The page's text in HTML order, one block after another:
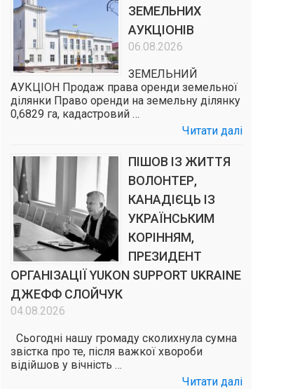
ЗЕМЕЛЬНИХ
АУКЦІОНІВ
06.08.2026
ЗЕМЕЛЬНИЙ
АУКЦІОН Продаж права оренди земельної
ділянки Право оренди на земельну ділянку
0,6829 га, кадастровий …
Читати далі
ПІШОВ ІЗ ЖИТТЯ
ВОЛОНТЕР,
КАНАДІЄЦЬ ІЗ
УКРАЇНСЬКИМ
КОРІННЯМ,
ПРЕЗИДЕНТ
ОРГАНІЗАЦІЇ YUKON SUPPORT UKRAINE
ДЖЕФФ СЛОЙЧУК
04.08.2026
Сьогодні нашу громаду сколихнула сумна
звістка про те, після важкої хвороби
відійшов у вічність …
Читати далі